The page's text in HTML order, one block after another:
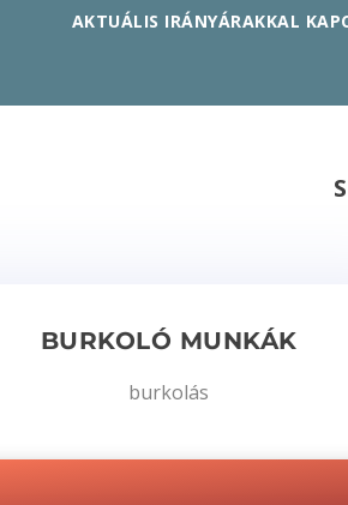
AKTUÁLIS IRÁNYÁRAKKAL
BURKOLÓ MUNKÁK
burkolás